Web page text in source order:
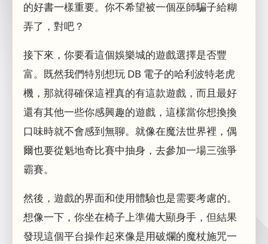
的好書一樣重要。你不希望被一個巫師騙子給糊
弄了，對吧？
接下來，你要看這個娛樂城的遊戲選擇是否豐
富。既然我們特別想玩 DB 電子的哈利波特老虎
機，那就得確保這裡真的有這款遊戲，而且最好
還有其他一些你感興趣的遊戲，這樣當你想換換
口味時就不會感到無聊。就像在魔法世界裡，偶
爾也要從魁地奇比賽中抽身，去參加一場三強爭
霸賽。
然後，遊戲的界面和使用體驗也是需要考慮的。
想像一下，你坐在椅子上準備大顯身手，但結果
發現這個平台操作起來像是用破爛的魔杖施咒一